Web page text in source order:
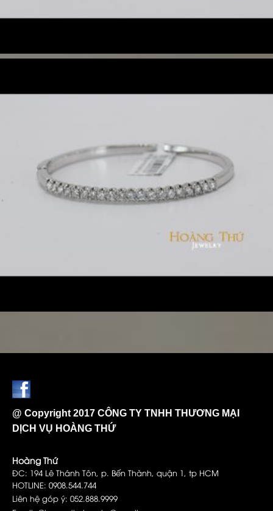
@ Copyright 2017 CÔNG TY TNHH THƯƠNG MẠI
DỊCH VỤ HOÀNG THỨ
Hoàng Thứ
ĐC: 194 Lê Thánh Tôn, p. Bến Thành, quận 1, tp HCM
HOTLINE: 0908.544.744
Liên hệ góp ý: 052.888.9999